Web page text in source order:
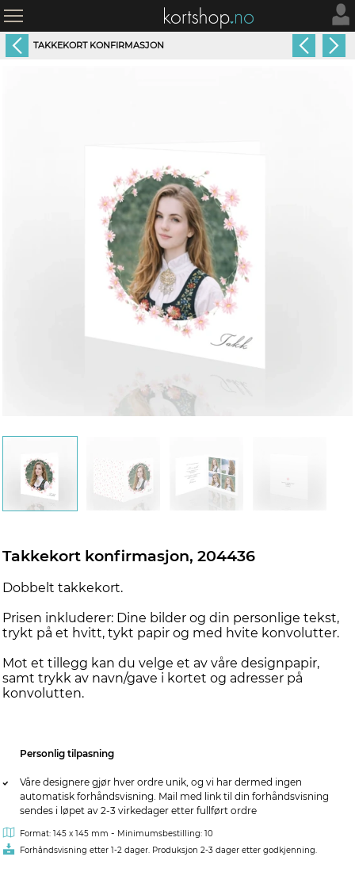
TAKKEKORT KONFIRMASJON
Takkekort konfirmasjon, 204436
Dobbelt takkekort.
Prisen inkluderer: Dine bilder og din personlige tekst,
trykt på et hvitt, tykt papir og med hvite konvolutter.
Mot et tillegg kan du velge et av våre designpapir,
samt trykk av navn/gave i kortet og adresser på
konvolutten.
Personlig tilpasning
Våre designere gjør hver ordre unik, og vi har dermed ingen
automatisk forhåndsvisning. Mail med link til din forhåndsvisning
sendes i løpet av 2-3 virkedager etter fullført ordre
Format: 145 x 145 mm - Minimumsbestilling: 10
Forhåndsvisning etter 1-2 dager. Produksjon 2-3 dager etter godkjenning.